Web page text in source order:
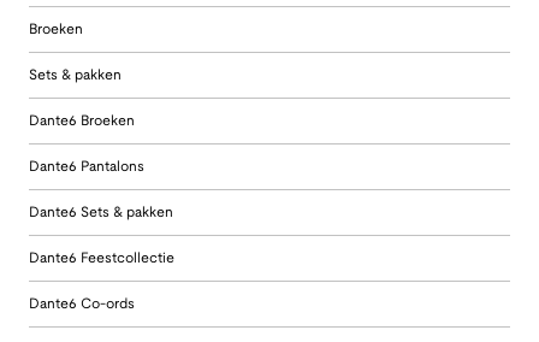
Broeken
Sets & pakken
Dante6 Broeken
Dante6 Pantalons
Dante6 Sets & pakken
Dante6 Feestcollectie
Dante6 Co-ords